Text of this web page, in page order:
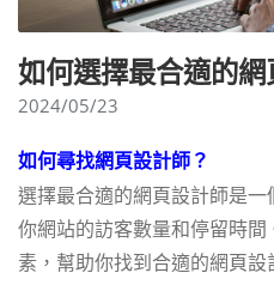
如何選擇最合適的網
2024/05/23
如何尋找網頁設計師？
選擇最合適的網頁設計師是
你網站的訪客數量和停留時
素，幫助你找到合適的網頁設